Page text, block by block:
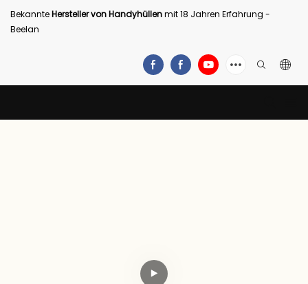
BekannteHersteller von Handyhüllenmit 18 Jahren Erfahrung -
Beelan